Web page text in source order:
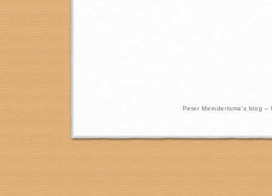
Peter Meindertsma's blog